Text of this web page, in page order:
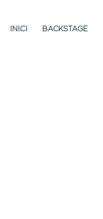
INICI BACKSTAGE